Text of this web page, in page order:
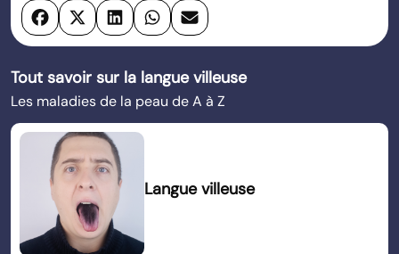
Tout savoir sur la langue villeuse
Les maladies de la peau de A à Z
Langue villeuse